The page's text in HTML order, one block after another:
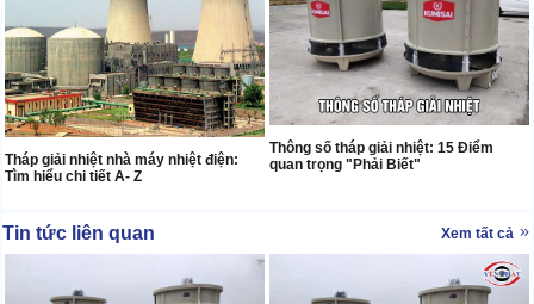
Tháp giải nhiệt nhà máy nhiệt điện:
Tìm hiểu chi tiết A- Z
Thông số tháp giải nhiệt: 15 Điểm
quan trọng "Phải Biết"
Tin tức liên quan Xem tất cả